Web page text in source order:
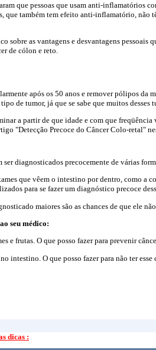
que pessoas que usam anti-inflamatórios
que também tem efeito anti-inflamatório, não
sobre as vantagens e desvantagens pessoais
de cólon e reto.
após os 50 anos e remover pólipos da
de tumor, já que se sabe que muitos desses
a partir de que idade e com que freqüência
"Detecção Precoce do Câncer Colo-retal"
ser diagnosticados precocemente de várias
que vêem o intestino por dentro, como a
para se fazer um diagnóstico precoce
maiores são as chances de que ele
seu médico:
e frutas. O que posso fazer para prevenir
intestino. O que posso fazer para não ter esse
dicas :